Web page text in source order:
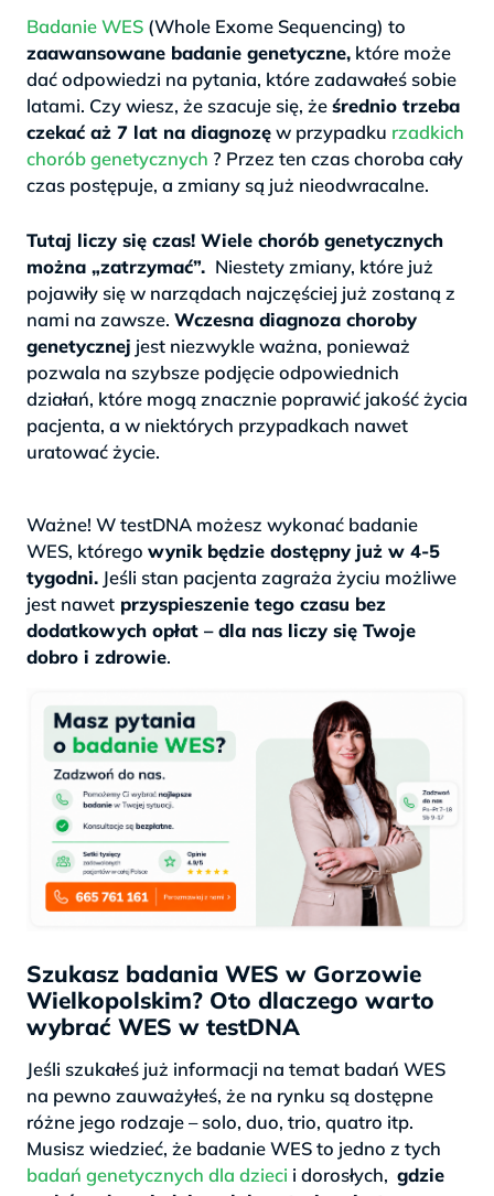
Badanie WES (Whole Exome Sequencing) to
zaawansowane badanie genetyczne, które może
dać odpowiedzi na pytania, które zadawałeś sobie
latami. Czy wiesz, że szacuje się, żeśrednio trzeba
czekać aż 7 lat na diagnozęw przypadku rzadkich
chorób genetycznych ? Przez ten czas choroba cały
czas postępuje, a zmiany są już nieodwracalne.
Tutaj liczy się czas! Wiele chorób genetycznych
można „zatrzymać”. Niestety zmiany, które już
pojawiły się w narządach najczęściej już zostaną z
nami na zawsze. Wczesna diagnoza choroby
genetycznej jest niezwykle ważna, ponieważ
pozwala na szybsze podjęcie odpowiednich
działań, które mogą znacznie poprawić jakość życia
pacjenta, a w niektórych przypadkach nawet
uratować życie.
Ważne! W testDNA możesz wykonać badanie
WES, którego wynik będzie dostępny już w 4-5
tygodni. Jeśli stan pacjenta zagraża życiu możliwe
jest nawet przyspieszenie tego czasu bez
dodatkowych opłat – dla nas liczy się Twoje
dobro i zdrowie.
Szukasz badania WES w Gorzowie
Wielkopolskim? Oto dlaczego warto
wybrać WES w testDNA
Jeśli szukałeś już informacji na temat badań WES
na pewno zauważyłeś, że na rynku są dostępne
różne jego rodzaje – solo, duo, trio, quatro itp.
Musisz wiedzieć, że badanie WES to jedno z tych
badań genetycznych dla dzieci i dorosłych, gdzie